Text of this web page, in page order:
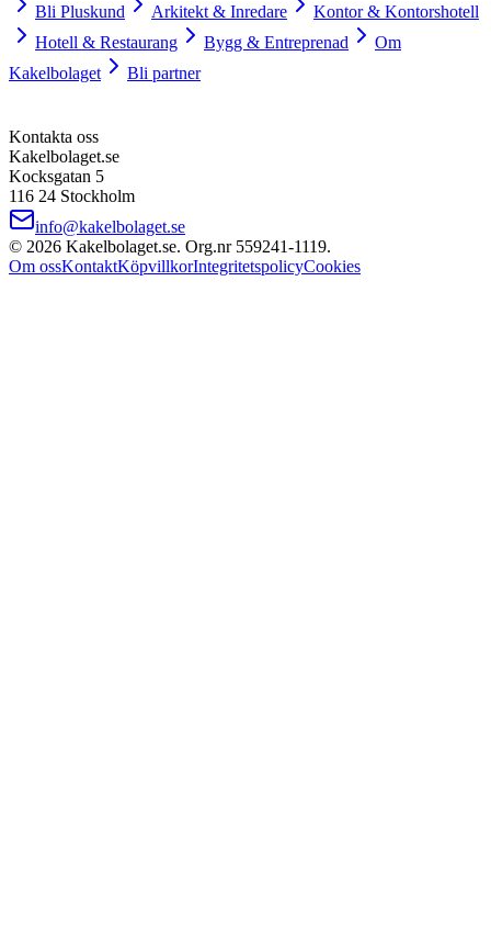
Bli Pluskund
Arkitekt & Inredare
Kontor & Kontorshotell
Hotell & Restaurang
Bygg & Entreprenad
Om
Kakelbolaget
Bli partner
Kontakta oss
Kakelbolaget.se
Kocksgatan 5
116 24 Stockholm
info@kakelbolaget.se
© 2026 Kakelbolaget.se. Org.nr 559241‑1119.
Om ossKontaktKöpvillkorIntegritetspolicyCookies